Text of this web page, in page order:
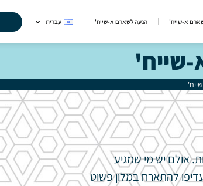
א-שייח' הגעה לשארם א-שייח' עברית
שייח'
אולם יש מי שמגיע
להתארח במלון פשוט